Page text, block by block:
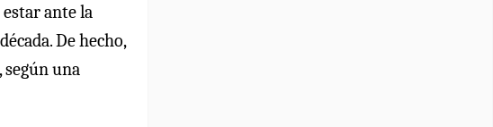
ante la
De hecho,
según una